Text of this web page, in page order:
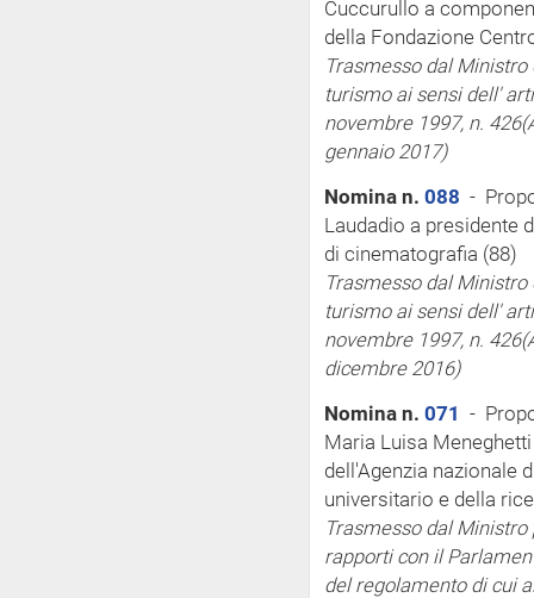
Cuccurullo a
della Fondazione
Trasmesso dal
turismoai sensidell'
novembre 1997, n. 426
gennaio 2017)
Nomina n. 088 -
Laudadio a presidente
di cinematografia (88)
Trasmesso dal
turismoai sensidell'
novembre 1997, n. 426
dicembre 2016)
Nomina n. 071 -
Maria Luisa
dell'Agenzia nazionale
universitario e della
Trasmesso dal
rapporti con il
del regolamento di cui